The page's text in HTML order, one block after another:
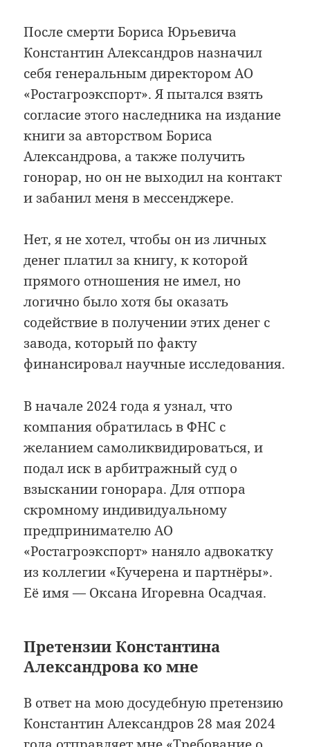
После смерти Бориса Юрьевича
Константин Александров назначил
себя генеральным директором АО
«Ростагроэкспорт». Я пытался взять
согласие этого наследника на издание
книги за авторством Бориса
Александрова, а также получить
гонорар, но он не выходил на контакт
и забанил меня в мессенджере.
Нет, я не хотел, чтобы он из личных
денег платил за книгу, к которой
прямого отношения не имел, но
логично было хотя бы оказать
содействие в получении этих денег с
завода, который по факту
финансировал научные исследования.
В начале 2024 года я узнал, что
компания обратилась в ФНС с
желанием самоликвидироваться, и
подал иск в арбитражный суд о
взыскании гонорара. Для отпора
скромному индивидуальному
предпринимателю АО
«Ростагроэкспорт» наняло адвокатку
из коллегии «Кучерена и партнёры».
Её имя — Оксана Игоревна Осадчая.
Претензии Константина
Александрова ко мне
В ответ на мою досудебную претензию
Константин Александров 28 мая 2024